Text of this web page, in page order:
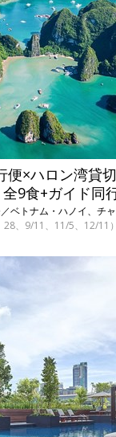
便×ハロン湾貸
9食+ガイド同
ベトナム・ハノイ、チ
、9/11、11/5、12/11）